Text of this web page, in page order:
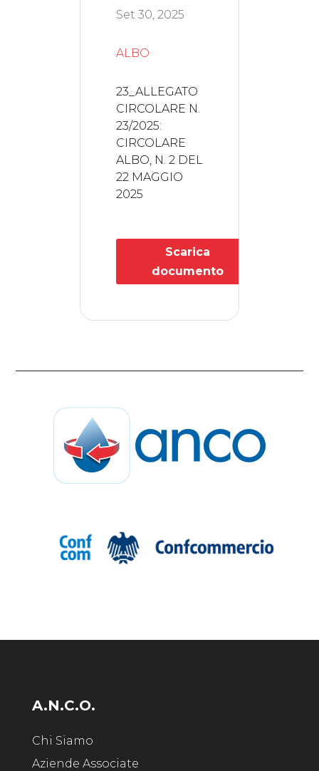
Set 30, 2025
ALBO
23_ALLEGATO
CIRCOLARE N.
23/2025:
CIRCOLARE
ALBO, N. 2 DEL
22 MAGGIO
2025
Scarica
documento
A.N.C.O.
Chi Siamo
Aziende Associate